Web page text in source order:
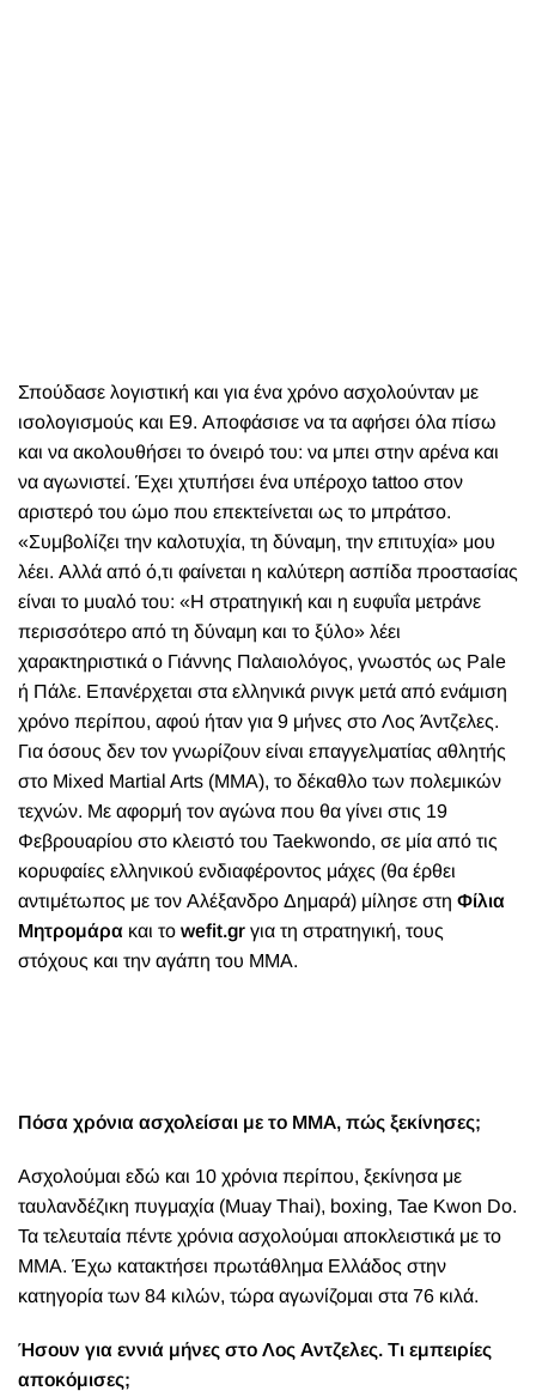
Σπούδασε λογιστική και για ένα χρόνο ασχολούνταν με
ισολογισμούς και Ε9. Αποφάσισε να τα αφήσει όλα πίσω
και να ακολουθήσει το όνειρό του: να μπει στην αρένα και
να αγωνιστεί. Έχει χτυπήσει ένα υπέροχο tattoo στον
αριστερό του ώμο που επεκτείνεται ως το μπράτσο.
«Συμβολίζει την καλοτυχία, τη δύναμη, την επιτυχία» μου
λέει. Αλλά από ό,τι φαίνεται η καλύτερη ασπίδα προστασίας
είναι το μυαλό του: «Η στρατηγική και η ευφυΐα μετράνε
περισσότερο από τη δύναμη και το ξύλο» λέει
χαρακτηριστικά ο Γιάννης Παλαιολόγος, γνωστός ως Pale
ή Πάλε. Επανέρχεται στα ελληνικά ρινγκ μετά από ενάμιση
χρόνο περίπου, αφού ήταν για 9 μήνες στο Λος Άντζελες.
Για όσους δεν τον γνωρίζουν είναι επαγγελματίας αθλητής
στο Mixed Martial Arts (ΜΜΑ), το δέκαθλο των πολεμικών
τεχνών. Με αφορμή τον αγώνα που θα γίνει στις 19
Φεβρουαρίου στο κλειστό του Taekwondo, σε μία από τις
κορυφαίες ελληνικού ενδιαφέροντος μάχες (θα έρθει
αντιμέτωπος με τον Αλέξανδρο Δημαρά) μίλησε στη Φίλια
Μητρομάρα και το wefit.gr για τη στρατηγική, τους
στόχους και την αγάπη του ΜΜΑ.
Πόσα χρόνια ασχολείσαι με το ΜΜΑ, πώς ξεκίνησες;
Ασχολούμαι εδώ και 10 χρόνια περίπου, ξεκίνησα με
ταυλανδέζικη πυγμαχία (Muay Thai), boxing, Tae Kwon Do.
Τα τελευταία πέντε χρόνια ασχολούμαι αποκλειστικά με το
ΜΜΑ. Έχω κατακτήσει πρωτάθλημα Ελλάδος στην
κατηγορία των 84 κιλών, τώρα αγωνίζομαι στα 76 κιλά.
Ήσουν για εννιά μήνες στο Λος Αντζελες. Τι εμπειρίες
αποκόμισες;